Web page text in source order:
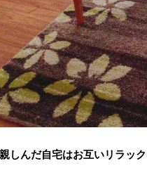
しんだ自宅はお互いリラッ